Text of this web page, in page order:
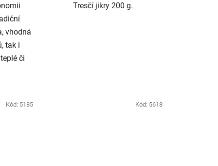
vhodná
tak i
či
Tresčí jikry 200 g.
Kód: 5185 Kód: 5618